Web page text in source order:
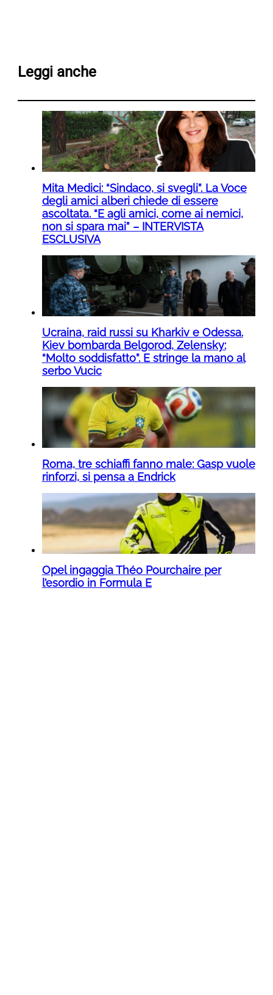
Leggi anche
Mita Medici: “Sindaco, si svegli”. La Voce
degli amici alberi chiede di essere
ascoltata. “E agli amici, come ai nemici,
non si spara mai” – INTERVISTA
ESCLUSIVA
Ucraina, raid russi su Kharkiv e Odessa.
Kiev bombarda Belgorod, Zelensky:
“Molto soddisfatto”. E stringe la mano al
serbo Vucic
Roma, tre schiaffi fanno male: Gasp vuole
rinforzi, si pensa a Endrick
Opel ingaggia Théo Pourchaire per
l’esordio in Formula E